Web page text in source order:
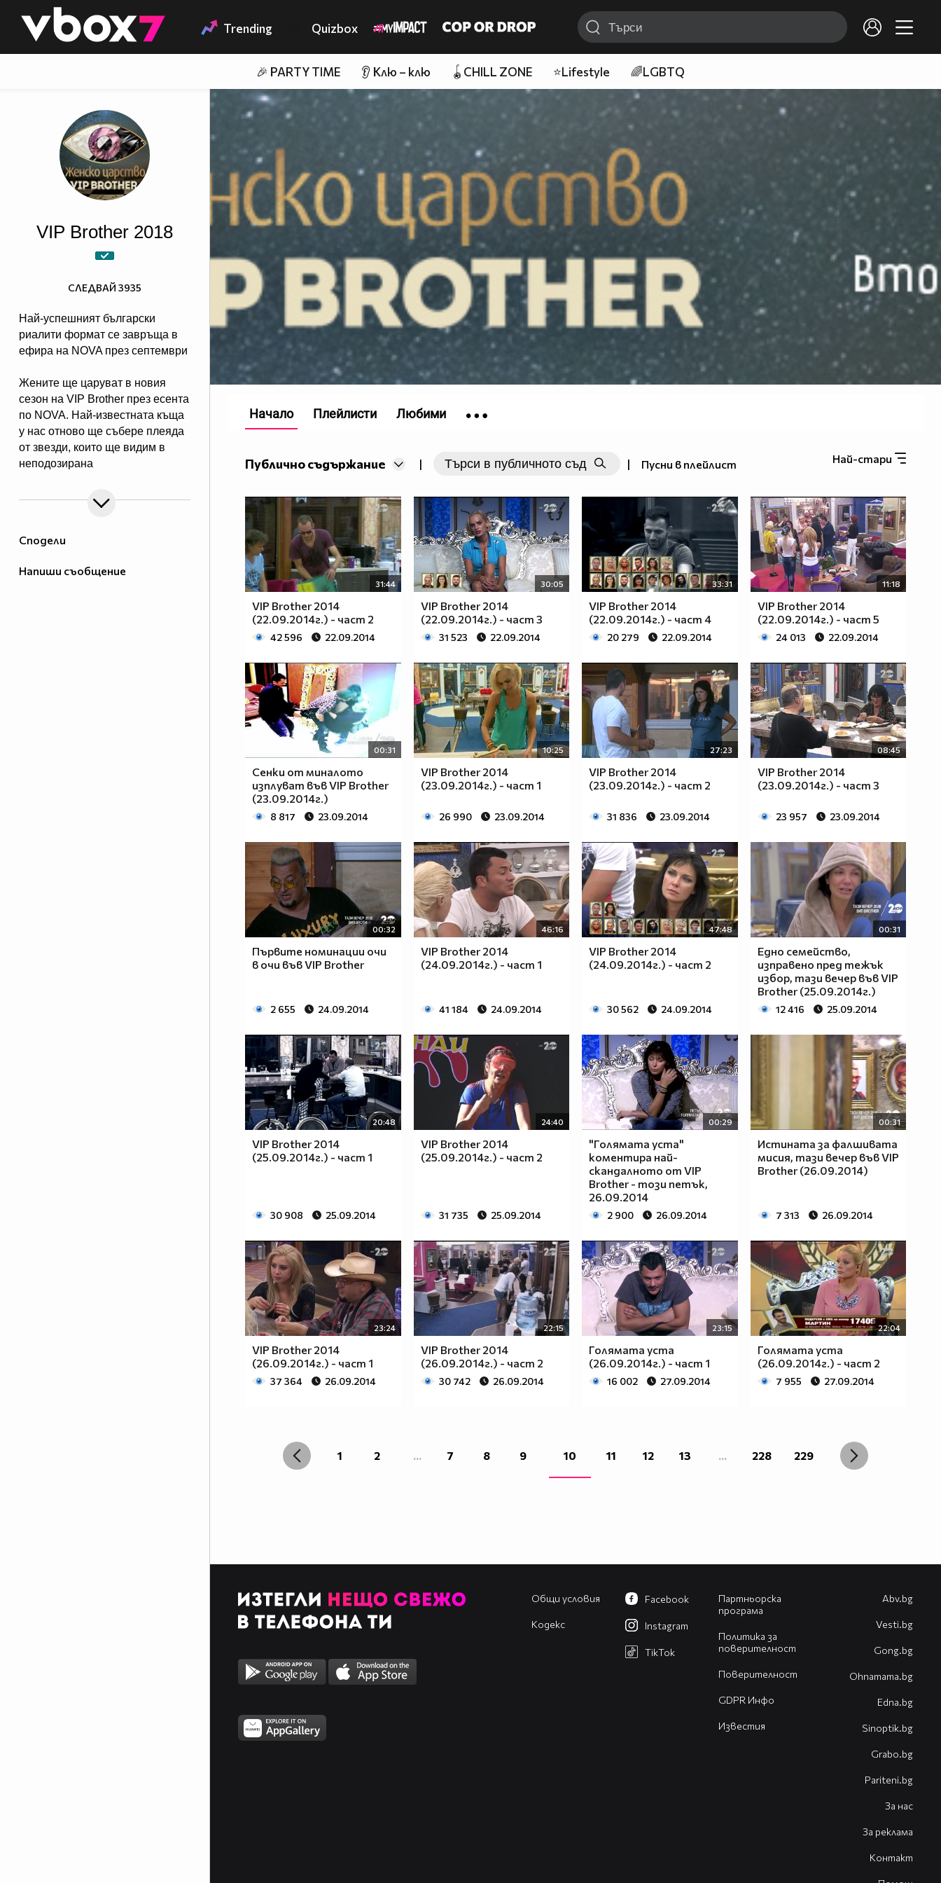
👾 Trending Quizbox
🎉 PARTY TIME 👂 Клю – клю 🪀CHILL ZONE ⭐Lifestyle 🌈LGBTQ
Сподели
Напиши съобщение
VIP Brother 2018
Най-успешният български
риалити формат се завръща в
ефира на NOVA през септември
Жените ще царуват в новия
сезон на VIP Brother през есента
по NOVA. Най-известната къща
у нас отново ще събере плеяда
от звезди, които ще видим в
неподозирана
основите на риалити
телевизията в България, се
темата "Женско царство“
но и цялата отговорност в
СЛЕДВАЙ 3935
Най-стари
Публично съдържание | | Пусни в плейлист
31:44
VIP Brother 2014
(22.09.2014г.) - част 2
42 596 22.09.2014
30:05
VIP Brother 2014
(22.09.2014г.) - част 3
31 523 22.09.2014
33:31
VIP Brother 2014
(22.09.2014г.) - част 4
20 279 22.09.2014
11:18
VIP Brother 2014
(22.09.2014г.) - част 5
24 013 22.09.2014
00:31
Сенки от миналото
изплуват във VIP Brother
(23.09.2014г.)
8 817 23.09.2014
10:25
VIP Brother 2014
(23.09.2014г.) - част 1
26 990 23.09.2014
27:23
VIP Brother 2014
(23.09.2014г.) - част 2
31 836 23.09.2014
08:45
VIP Brother 2014
(23.09.2014г.) - част 3
23 957 23.09.2014
00:32
Първите номинации очи
в очи във VIP Brother
2 655 24.09.2014
46:16
VIP Brother 2014
(24.09.2014г.) - част 1
41 184 24.09.2014
47:48
VIP Brother 2014
(24.09.2014г.) - част 2
30 562 24.09.2014
00:31
Едно семейство,
изправено пред тежък
избор, тази вечер във VIP
Brother (25.09.2014г.)
12 416 25.09.2014
20:48
VIP Brother 2014
(25.09.2014г.) - част 1
30 908 25.09.2014
24:40
VIP Brother 2014
(25.09.2014г.) - част 2
31 735 25.09.2014
00:29
"Голямата уста"
коментира най-
скандалното от VIP
Brother - този петък,
26.09.2014
2 900 26.09.2014
00:31
Истината за фалшивата
мисия, тази вечер във VIP
Brother (26.09.2014)
7 313 26.09.2014
23:24
VIP Brother 2014
(26.09.2014г.) - част 1
37 364 26.09.2014
22:15
VIP Brother 2014
(26.09.2014г.) - част 2
30 742 26.09.2014
23:15
Голямата уста
(26.09.2014г.) - част 1
16 002 27.09.2014
22:04
Голямата уста
(26.09.2014г.) - част 2
7 955 27.09.2014
1 2 ... 7 8 9 10 11 12 13 ... 228 229
Начало Плейлисти Любими
Общи условия
Кодекс
Партньорска
програма
Политика за
поверителност
Поверителност
GDPR Инфо
Известия
Facebook
Instagram
TikTok
Abv.bg
Vesti.bg
Gong.bg
Оhnamama.bg
Edna.bg
Sinoptik.bg
Grabo.bg
Pariteni.bg
За нас
За реклама
Контакт